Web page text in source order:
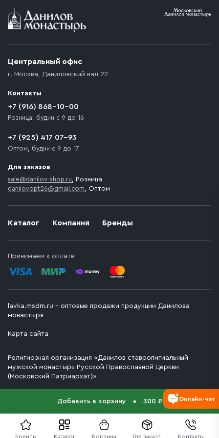
Бренды Каталог Корзина Где заказ? Контакты
Добавить в корзину 300 ₽
Условия доставки
возникают препятствия для подъезда автомобиля,
которое максимально близко к месту запланированной
движения. Если на территории места назначения
доставки предусмотрен платный въезд, то Покупателю
необходимо компенсировать стоимость въезда
Каталог Компания Бренды
Принимаем к оплате
Центральный офис
г. Москва, Даниловский вал 22
Контакты
+7 (916) 868-10-00
Розница, будни с 9 до 16
+7 (925) 417 07-93
Оптом, будни с 9 до 17
Для заказов
sale@danilov-shop.ru, Розница
danilovopt26@gmail.com, Оптом
lavka.msdm.ru – оптовые продажи продукции Данилова
монастыря
Карта сайта
Религиозная организация «Данилов ставропигиальный
мужской монастырь Русской Православной Церкви
(Московский Патриархат)»
Онлайн-чат